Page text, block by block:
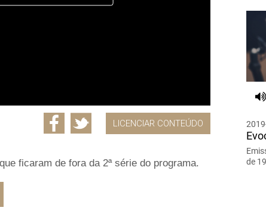
LICENCIAR CONTEÚDO
ficaram de fora da 2ª série do programa.
de